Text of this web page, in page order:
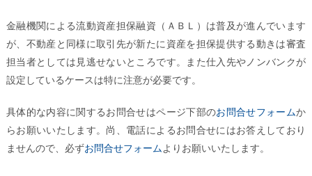
金融機関による流動資産担保融資（ＡＢＬ）は普及が進んでいます
が、不動産と同様に取引先が新たに資産を担保提供する動きは審査
担当者としては見逃せないところです。また仕入先やノンバンクが
設定しているケースは特に注意が必要です。
具体的な内容に関するお問合せはページ下部のお問合せフォームか
らお願いいたします。尚、電話によるお問合せにはお答えしており
ませんので、必ずお問合せフォームよりお願いいたします。